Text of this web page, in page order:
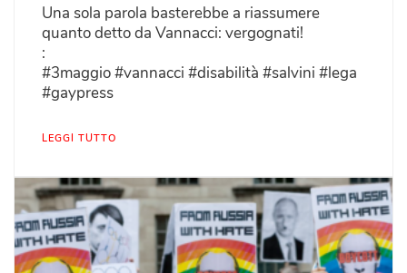
Una sola parola basterebbe a riassumere
quanto detto da Vannacci: vergognati!
:
#3maggio #vannacci #disabilità #salvini #lega
#gaypress
LEGGI TUTTO